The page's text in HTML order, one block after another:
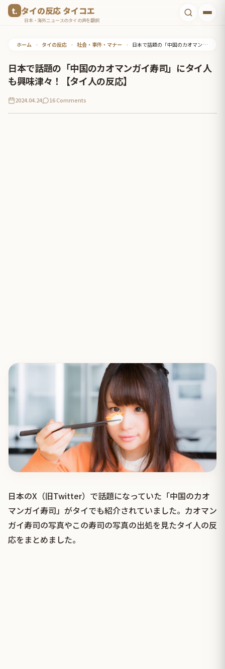
タイの反応 タイコエ
日本・海外ニュースのタイの声を翻訳
ホーム • タイの反応 • 社会・事件・マナー • 日本で話題の「中国のカオマンガイ寿司」にタイ人も興味津々！【タイ人の反応】
日本で話題の「中国のカオマンガイ寿司」にタイ人
も興味津々！【タイ人の反応】
2024.04.24 16 Comments
日本のX（旧Twitter）で話題になっていた「中国のカオ
マンガイ寿司」がタイでも紹介されていました。カオマン
ガイ寿司の写真やこの寿司の写真の出処を見たタイ人の反
応をまとめました。